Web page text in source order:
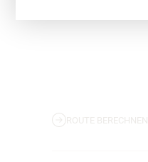
ROUTE BERECHNEN